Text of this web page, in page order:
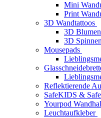
Mini
Print
3D Wandtattoos
3D Blumen
3D Spinnen
Mousepads
Reflektierende
SafeKIDS &
Yourpod
Leuchtaufkleber